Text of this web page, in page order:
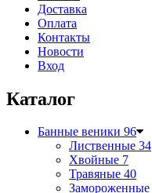
Доставка
Оплата
Контакты
Новости
Вход
Каталог
Банные веники 96
Лиственные 34
Хвойные 7
Травяные 40
Замороженные